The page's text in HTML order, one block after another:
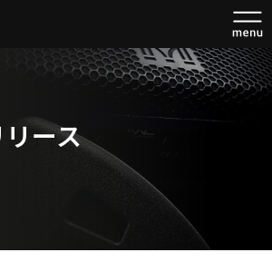
ース